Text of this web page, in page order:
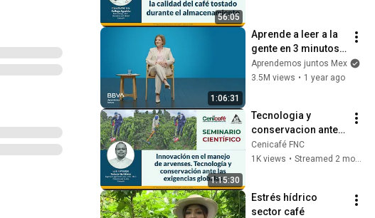
56:05
1:06:31
Aprende a leer a la
gente en 3 minutos |
Bárbara Tijerina,
experta en
Aprendemos juntos Mex
3.5M views • 1 year ago
1:15:30
Tecnologia y
conservacion ante
la exigencias
globales
Cenicafé FNC
1K views • Streamed 2 months ago
Estrés hídrico
sector café